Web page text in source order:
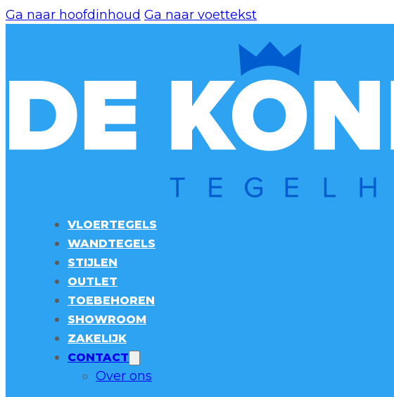
Ga naar hoofdinhoud Ga naar voettekst
VLOERTEGELS
WANDTEGELS
STIJLEN
OUTLET
TOEBEHOREN
SHOWROOM
ZAKELIJK
CONTACT
Over ons